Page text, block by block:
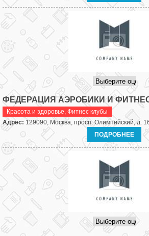
ФЕДЕРАЦИЯ АЭРОБИКИ И
Красота и здоровье, Фитнес клубы
Адрес: 129090, Москва, просп. Олимпийский, д.
ПОДРОБНЕЕ